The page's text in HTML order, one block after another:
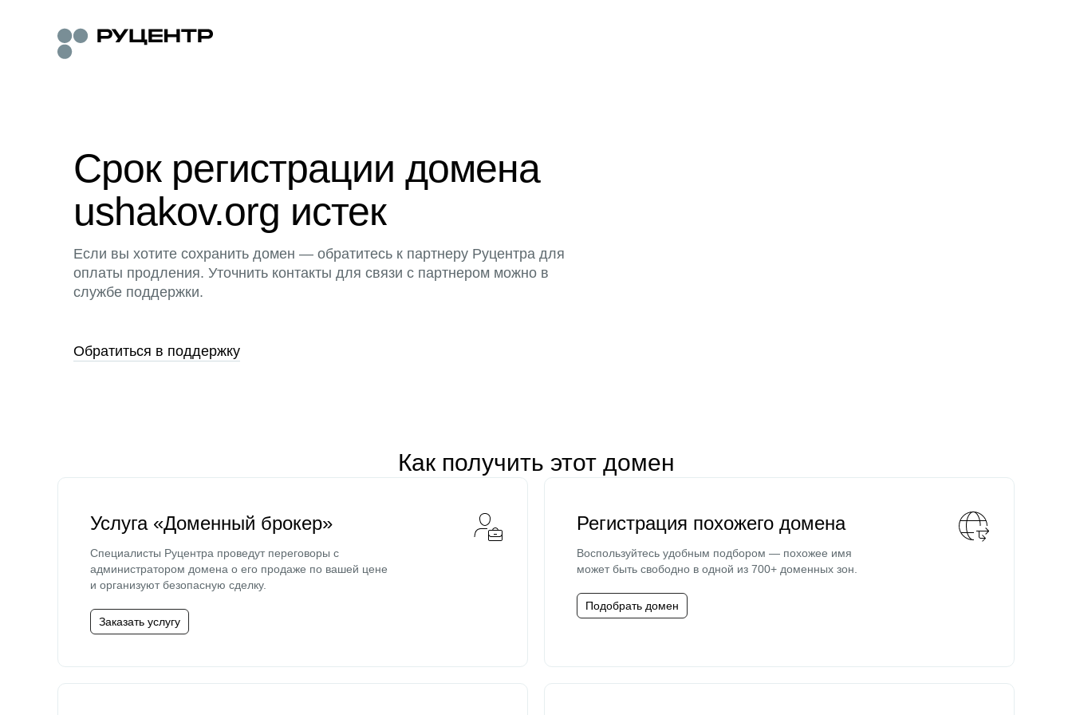
Срок регистрации домена
ushakov.org истек
Если вы хотите сохранить домен — обратитесь к партнеру Руцентра для
оплаты продления. Уточнить контакты для связи с партнером можно в
службе поддержки.
Обратиться в поддержку
Как получить этот домен
Услуга «Доменный брокер»
Специалисты Руцентра проведут переговоры с
администратором домена о его продаже по вашей цене
и организуют безопасную сделку.
Заказать услугу
Регистрация похожего домена
Воспользуйтесь удобным подбором — похожее имя
может быть свободно в одной из 700+ доменных зон.
Подобрать домен